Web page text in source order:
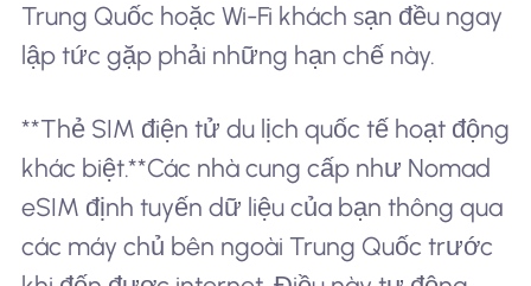
Trung Quốc hoặc Wi-Fi khách sạn đều ngay
lập tức gặp phải những hạn chế này.
**Thẻ SIM điện tử du lịch quốc tế hoạt động
khác biệt.**Các nhà cung cấp như Nomad
eSIM định tuyến dữ liệu của bạn thông qua
các máy chủ bên ngoài Trung Quốc trước